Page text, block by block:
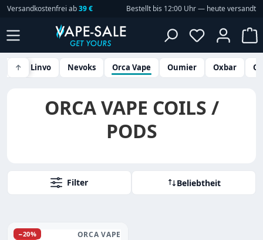
Zum Hauptinhalt springen
Versandkostenfrei ab39 € Bestellt bis 12:00 Uhr — heute versandt
Du hast 0
↑ Linvo Nevoks Orca Vape Oumier Oxbar
ORCA VAPE COILS /
PODS
Filter Beliebtheit
Rabatt
−20%
ORCA VAPE